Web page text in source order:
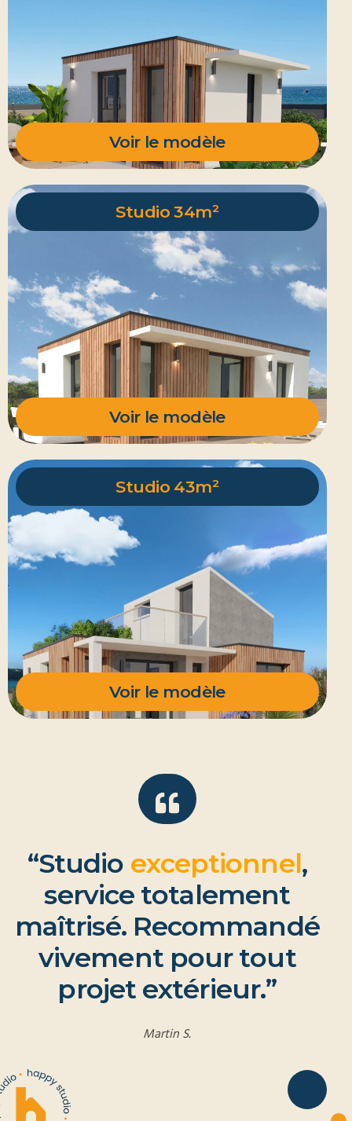
Voir le modèle
Studio 34m²
Voir le modèle
Studio 43m²
Voir le modèle
“Studio exceptionnel,
service totalement
maîtrisé. Recommandé
vivement pour tout
projet extérieur.”
Martin S.